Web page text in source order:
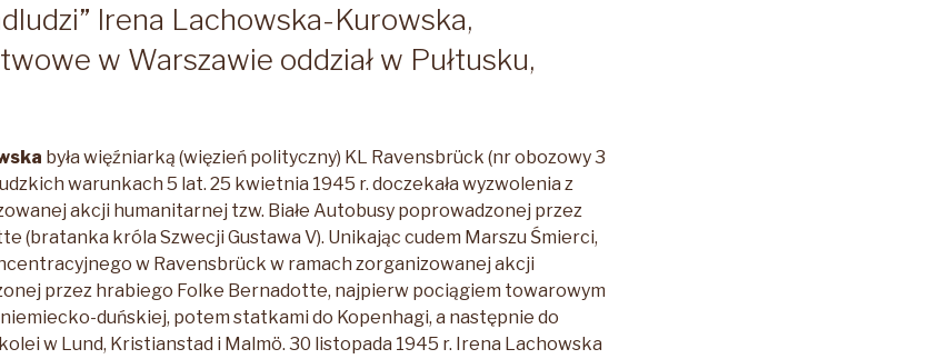
Irena Lachowska-Kurowska,
w Warszawie oddział w Pułtusku,
była więźniarką (więzień polityczny) KL Ravensbrück (nr obozowy 3
warunkach 5 lat. 25 kwietnia 1945 r. doczekała wyzwolenia z
akcji humanitarnej tzw. Białe Autobusy poprowadzonej przez
(bratanka króla Szwecji Gustawa V). Unikając cudem Marszu Śmierci,
w Ravensbrück w ramach zorganizowanej akcji
przez hrabiego Folke Bernadotte, najpierw pociągiem towarowym
duńskiej, potem statkami do Kopenhagi, a następnie do
w Lund, Kristianstad i Malmö. 30 listopada 1945 r. Irena Lachowska